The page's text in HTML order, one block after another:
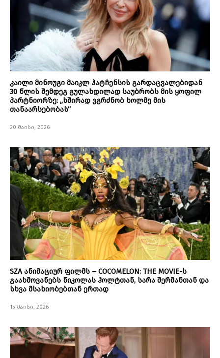
კაილი მინოუგი მაიკლ ჰატჩენსის გარდაცვალებიდან
30 წლის შემდეგ გულახდილად საუბრობს მის ყოფილ
პარტნიორზე: „ხშირად ვგრძნობ ხოლმე მის
თანაარსებობას“
20 მაისი, 2026
SZA ანიმაციურ ფილმს – COCOMELON: THE MOVIE-ს
გაახმოვანებს ნიკოლას ჰოლტთან, სარა შერმანთან და
სხვა მსახიობებთან ერთად
15 მაისი, 2026